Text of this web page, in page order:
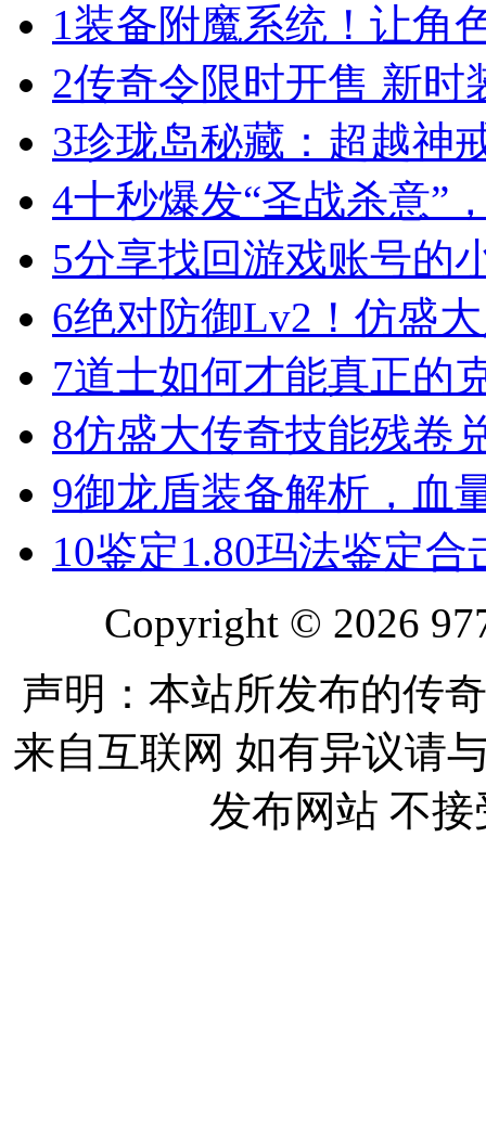
1装备附魔系统！让角
2传奇令限时开售 新时
3珍珑岛秘藏：超越神
4十秒爆发“圣战杀意”
5分享找回游戏账号的
6绝对防御Lv2！仿盛
7道士如何才能真正的
8仿盛大传奇技能残卷
9御龙盾装备解析，血
10鉴定1.80玛法鉴定
Copyright © 2026
声明：本站所发布的传
来自互联网 如有异议请
发布网站 不